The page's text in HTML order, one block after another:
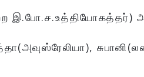
இ.போ.ச.உத்தியோகத்தர்)